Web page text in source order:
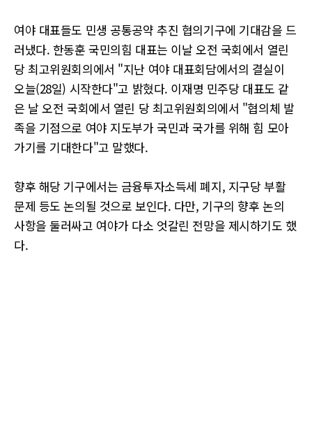
여야 대표들도 민생 공통공약 추진 협의기구에 기대감을 드
러냈다. 한동훈 국민의힘 대표는 이날 오전 국회에서 열린
당 최고위원회의에서 "지난 여야 대표회담에서의 결실이
오늘(28일) 시작한다"고 밝혔다. 이재명 민주당 대표도 같
은 날 오전 국회에서 열린 당 최고위원회의에서 "협의체 발
족을 기점으로 여야 지도부가 국민과 국가를 위해 힘 모아
가기를 기대한다"고 말했다.
향후 해당 기구에서는 금융투자소득세 폐지, 지구당 부활
문제 등도 논의될 것으로 보인다. 다만, 기구의 향후 논의
사항을 둘러싸고 여야가 다소 엇갈린 전망을 제시하기도 했
다.